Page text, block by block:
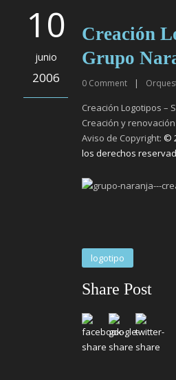
10
junio
2006
Creación
Grupo
0 Comment |
Creación Logotipos –
Creación y
Aviso de Copyright: ©
los derechos
logotipo
Share Post